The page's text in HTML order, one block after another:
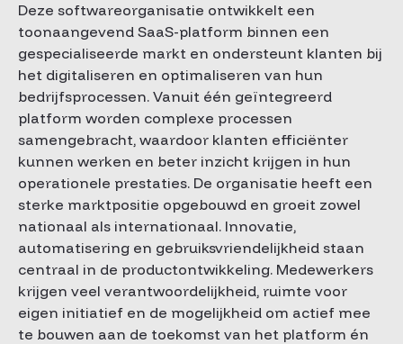
Deze softwareorganisatie ontwikkelt een
toonaangevend SaaS-platform binnen een
gespecialiseerde markt en ondersteunt klanten bij
het digitaliseren en optimaliseren van hun
bedrijfsprocessen. Vanuit één geïntegreerd
platform worden complexe processen
samengebracht, waardoor klanten efficiënter
kunnen werken en beter inzicht krijgen in hun
operationele prestaties. De organisatie heeft een
sterke marktpositie opgebouwd en groeit zowel
nationaal als internationaal. Innovatie,
automatisering en gebruiksvriendelijkheid staan
centraal in de productontwikkeling. Medewerkers
krijgen veel verantwoordelijkheid, ruimte voor
eigen initiatief en de mogelijkheid om actief mee
te bouwen aan de toekomst van het platform én